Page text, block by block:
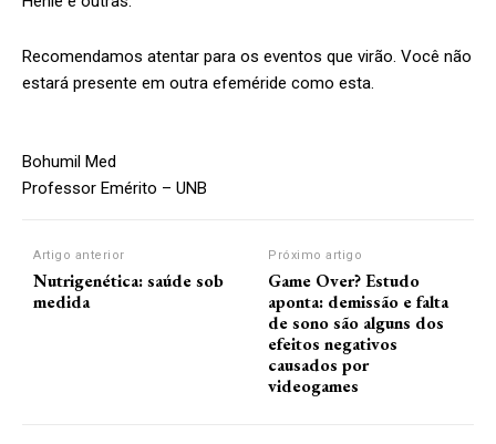
Recomendamos atentar para os eventos que virão. Você não
estará presente em outra efeméride como esta.
Bohumil Med
Professor Emérito – UNB
Artigo anterior
Nutrigenética: saúde sob
medida
Próximo artigo
Game Over? Estudo
aponta: demissão e falta
de sono são alguns dos
efeitos negativos
causados por
videogames